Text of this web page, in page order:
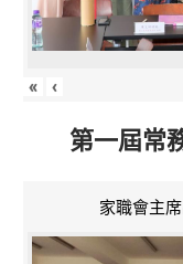
« ‹
第一屆常
家職會主